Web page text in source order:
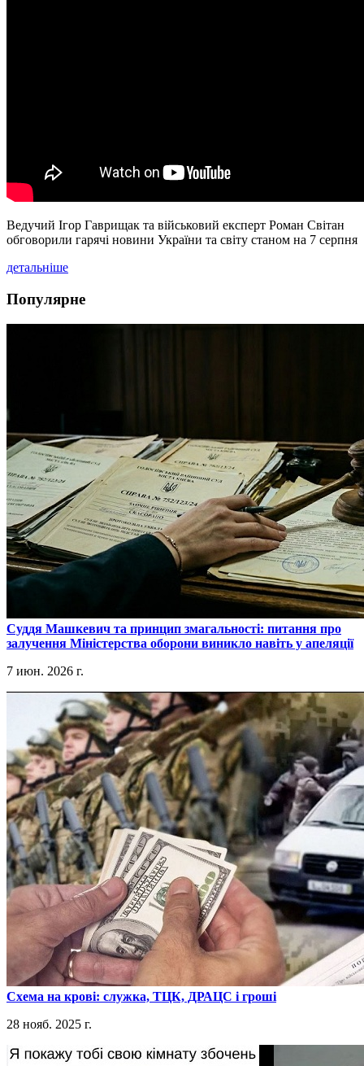
Ведучий Ігор Гаврищак та військовий експерт Роман Світан
обговорили гарячі новини України та світу станом на 7 серпня
детальніше
Популярне
​Суддя Машкевич та принцип змагальності: питання про
залучення Міністерства оборони виникло навіть у апеляції
7 июн. 2026 г.
​Схема на крові: служка, ТЦК, ДРАЦС і гроші
28 нояб. 2025 г.